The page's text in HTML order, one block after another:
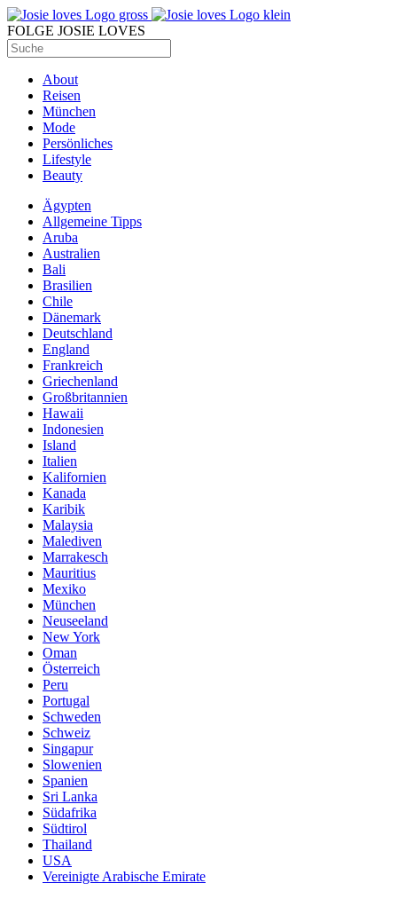
FOLGE JOSIE LOVES
About
Reisen
München
Mode
Persönliches
Lifestyle
Beauty
Ägypten
Allgemeine Tipps
Aruba
Australien
Bali
Brasilien
Chile
Dänemark
Deutschland
England
Frankreich
Griechenland
Großbritannien
Hawaii
Indonesien
Island
Italien
Kalifornien
Kanada
Karibik
Malaysia
Malediven
Marrakesch
Mauritius
Mexiko
München
Neuseeland
New York
Oman
Österreich
Peru
Portugal
Schweden
Schweiz
Singapur
Slowenien
Spanien
Sri Lanka
Südafrika
Südtirol
Thailand
USA
Vereinigte Arabische Emirate